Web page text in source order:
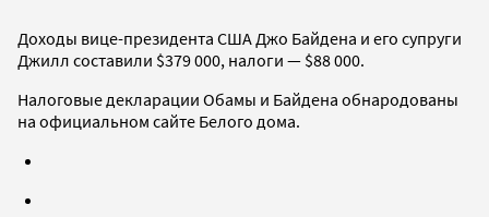
Доходы вице-президента США Джо Байдена и его супруги
Джилл составили $379 000, налоги — $88 000.
Налоговые декларации Обамы и Байдена обнародованы
на официальном сайте Белого дома.